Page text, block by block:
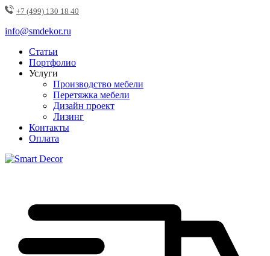
+7 (499) 130 18 40
info@smdekor.ru
Статьи
Портфолио
Услуги
Производство мебели
Перетяжка мебели
Дизайн проект
Лизинг
Контакты
Оплата